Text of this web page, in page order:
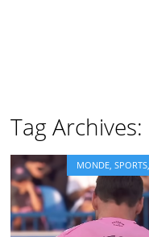
Tag Archives:
MONDE ,SPORTS